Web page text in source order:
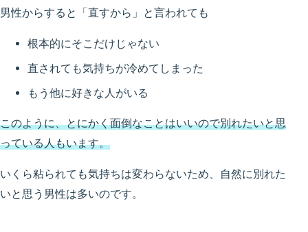
男性からすると「直すから」と言われても
根本的にそこだけじゃない
直されても気持ちが冷めてしまった
もう他に好きな人がいる
このように、とにかく面倒なことはいいので別れたいと思
っている人もいます。
いくら粘られても気持ちは変わらないため、自然に別れた
いと思う男性は多いのです。